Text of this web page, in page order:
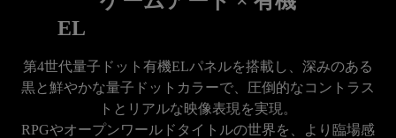
EL
第4世代量子ドット有機ELパネルを搭載し、深みのある
黒と鮮やかな量子ドットカラーで、圧倒的なコントラス
トとリアルな映像表現を実現。
RPGやオープンワールドタイトルの世界を、より臨場感